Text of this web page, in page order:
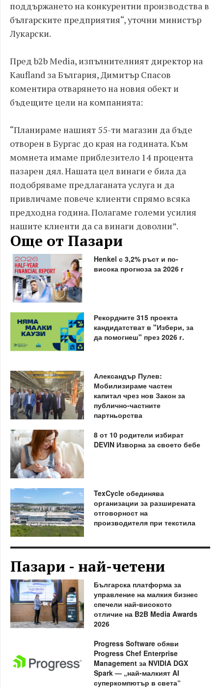
поддържането на конкурентни производства в
българските предприятия“, уточни министър
Лукарски.
Пред b2b Media, изпълнителният директор на
Kaufland за България, Димитър Спасов
коментира отварянето на новия обект и
бъдещите цели на компанията:
“Планираме нашият 55-ти магазин да бъде
отворен в Бургас до края на годината. Към
момнета имаме приблезитело 14 процента
пазарен дял. Нашата цел винаги е била да
подобряваме предлаганата услуга и да
привличаме повече клиенти спрямо всяка
предходна година. Полагаме големи усилия
нашите клиенти да са винаги доволни”.
Още от Пазари
Henkel с 3,2% ръст и по-
висока прогноза за 2026 г
Рекордните 315 проекта
кандидатстват в "Избери, за
да помогнеш" през 2026 г.
Александър Пулев:
Мобилизираме частен
капитал чрез нов Закон за
публично-частните
партньорства
8 от 10 родители избират
DEVIN Изворна за своето бебе
TexCycle обединява
организации за разширената
отговорност на
производителя при текстила
Пазари - най-четени
Българска платформа за
управление на малкия бизнес
спечели най-високото
отличие на B2B Media Awards
2026
Progress Software обяви
Progress Chef Enterprise
Management за NVIDIA DGX
Spark — „най-малкият AI
суперкомпютър в света“